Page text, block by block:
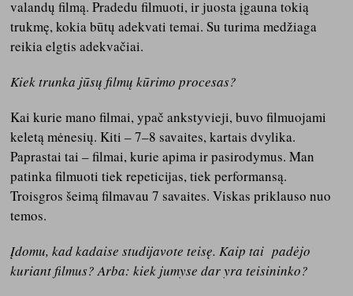
valandų filmą. Pradedu filmuoti, ir juosta įgauna tokią
trukmę, kokia būtų adekvati temai. Su turima medžiaga
reikia elgtis adekvačiai.
Kiek trunka jūsų filmų kūrimo procesas?
Kai kurie mano filmai, ypač ankstyvieji, buvo filmuojami
keletą mėnesių. Kiti – 7–8 savaites, kartais dvylika.
Paprastai tai – filmai, kurie apima ir pasirodymus. Man
patinka filmuoti tiek repeticijas, tiek performansą.
Troisgros šeimą filmavau 7 savaites. Viskas priklauso nuo
temos.
Įdomu, kad kadaise studijavote teisę. Kaip tai padėjo
kuriant filmus? Arba: kiek jumyse dar yra teisininko?